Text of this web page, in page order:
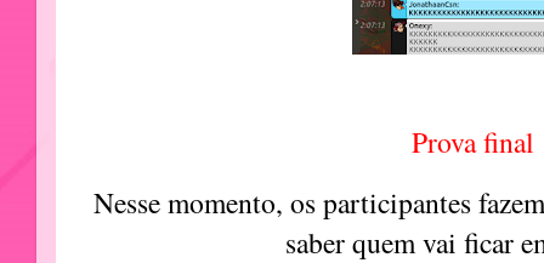
Prova final
Nesse momento, os participantes
saber quem vai ficar